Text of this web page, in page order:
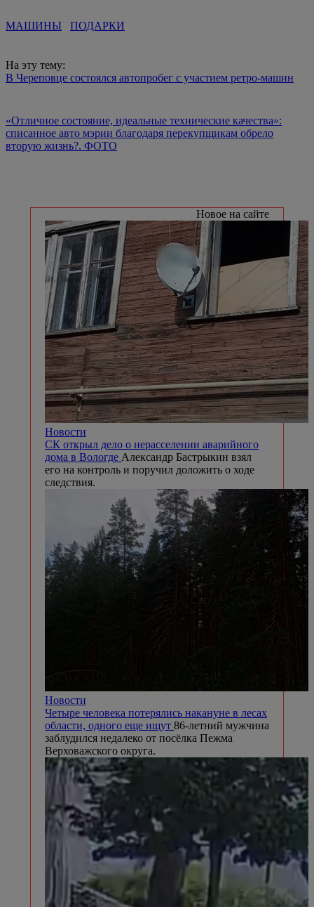
МАШИНЫ ПОДАРКИ
На эту тему:
В Череповце состоялся автопробег с участием ретро-машин
«Отличное состояние, идеальные технические качества»:
списанное авто мэрии благодаря перекупщикам обрело
вторую жизнь?. ФОТО
Новое на сайте
Новости
СК открыл дело о нерасселении аварийного
дома в Вологде Александр Бастрыкин взял
его на контроль и поручил доложить о ходе
следствия.
Новости
Четыре человека потерялись накануне в лесах
области, одного еще ищут 86-летний мужчина
заблудился недалеко от посёлка Пежма
Верховажского округа.